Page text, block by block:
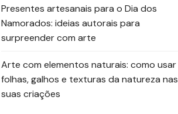
Presentes artesanais para o Dia dos
Namorados: ideias autorais para
surpreender com arte
Arte com elementos naturais: como usar
folhas, galhos e texturas da natureza nas
suas criações